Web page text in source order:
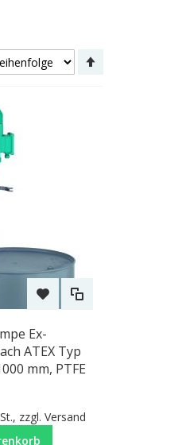
Ex-
ATEX Typ
mm, PTFE
zzgl.Versand